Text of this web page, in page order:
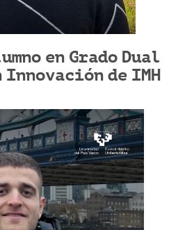
en Grado Dual
de IMH